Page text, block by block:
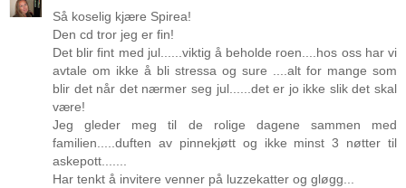
Så koselig kjære Spirea!
Den cd tror jeg er fin!
Det blir fint med jul......viktig å beholde roen....hos oss har vi
avtale om ikke å bli stressa og sure ....alt for mange som
blir det når det nærmer seg jul......det er jo ikke slik det skal
være!
Jeg gleder meg til de rolige dagene sammen med
familien.....duften av pinnekjøtt og ikke minst 3 nøtter til
askepott.......
Har tenkt å invitere venner på luzzekatter og gløgg...